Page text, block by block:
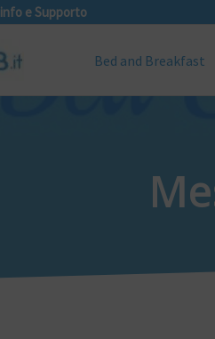
info e Supporto
Bed and Breakfast